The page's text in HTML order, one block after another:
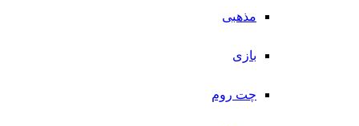
مذهبی
بازی
چت روم